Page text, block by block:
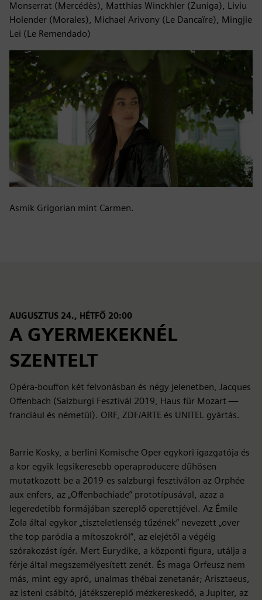
Monserrat (Mercédès), Matthias Winckhler (Zuniga), Liviu
Holender (Morales), Michael Arivony (Le Dancaïre), Mingjie
Lei (Le Remendado)
Asmik Grigorian mint Carmen.
AUGUSZTUS 24., HÉTFŐ 20:00
A GYERMEKEKNÉL
SZENTELT
Opéra-bouffon két felvonásban és négy jelenetben, Jacques
Offenbach (Salzburgi Fesztivál 2019, Haus für Mozart —
franciául és németül). ORF, ZDF/ARTE és UNITEL gyártás.
Barrie Kosky, a berlini Komische Oper egykori igazgatója és
a kor egyik legsikeresebb operaproducere dühösen
mutatkozott be a 2019-es salzburgi fesztiválon az Orphée
aux enfers, az „Offenbachiade” prototípusával, azaz a
legeredetibb formájában szereplő operettjével. Az Émile
Zola által egykor „tiszteletlenség tűzének” nevezett „over
the top paródia a mítoszokról”, az elejétől a végéig
szórakozást ígér. Mert Eurydike, a központi figura, utálja a
férje által megszemélyesített zenét. És maga Orfeusz nem
más, mint egy apró, unalmas thébai zenetanár; Arisztaeus,
az isteni csábító, játékszereplő mézkereskedő, a Jupiter, az